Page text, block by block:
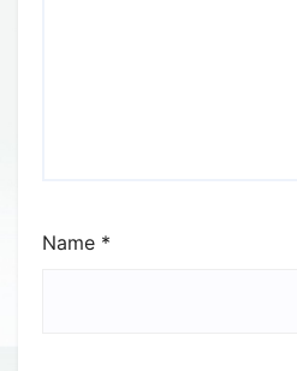
Name *